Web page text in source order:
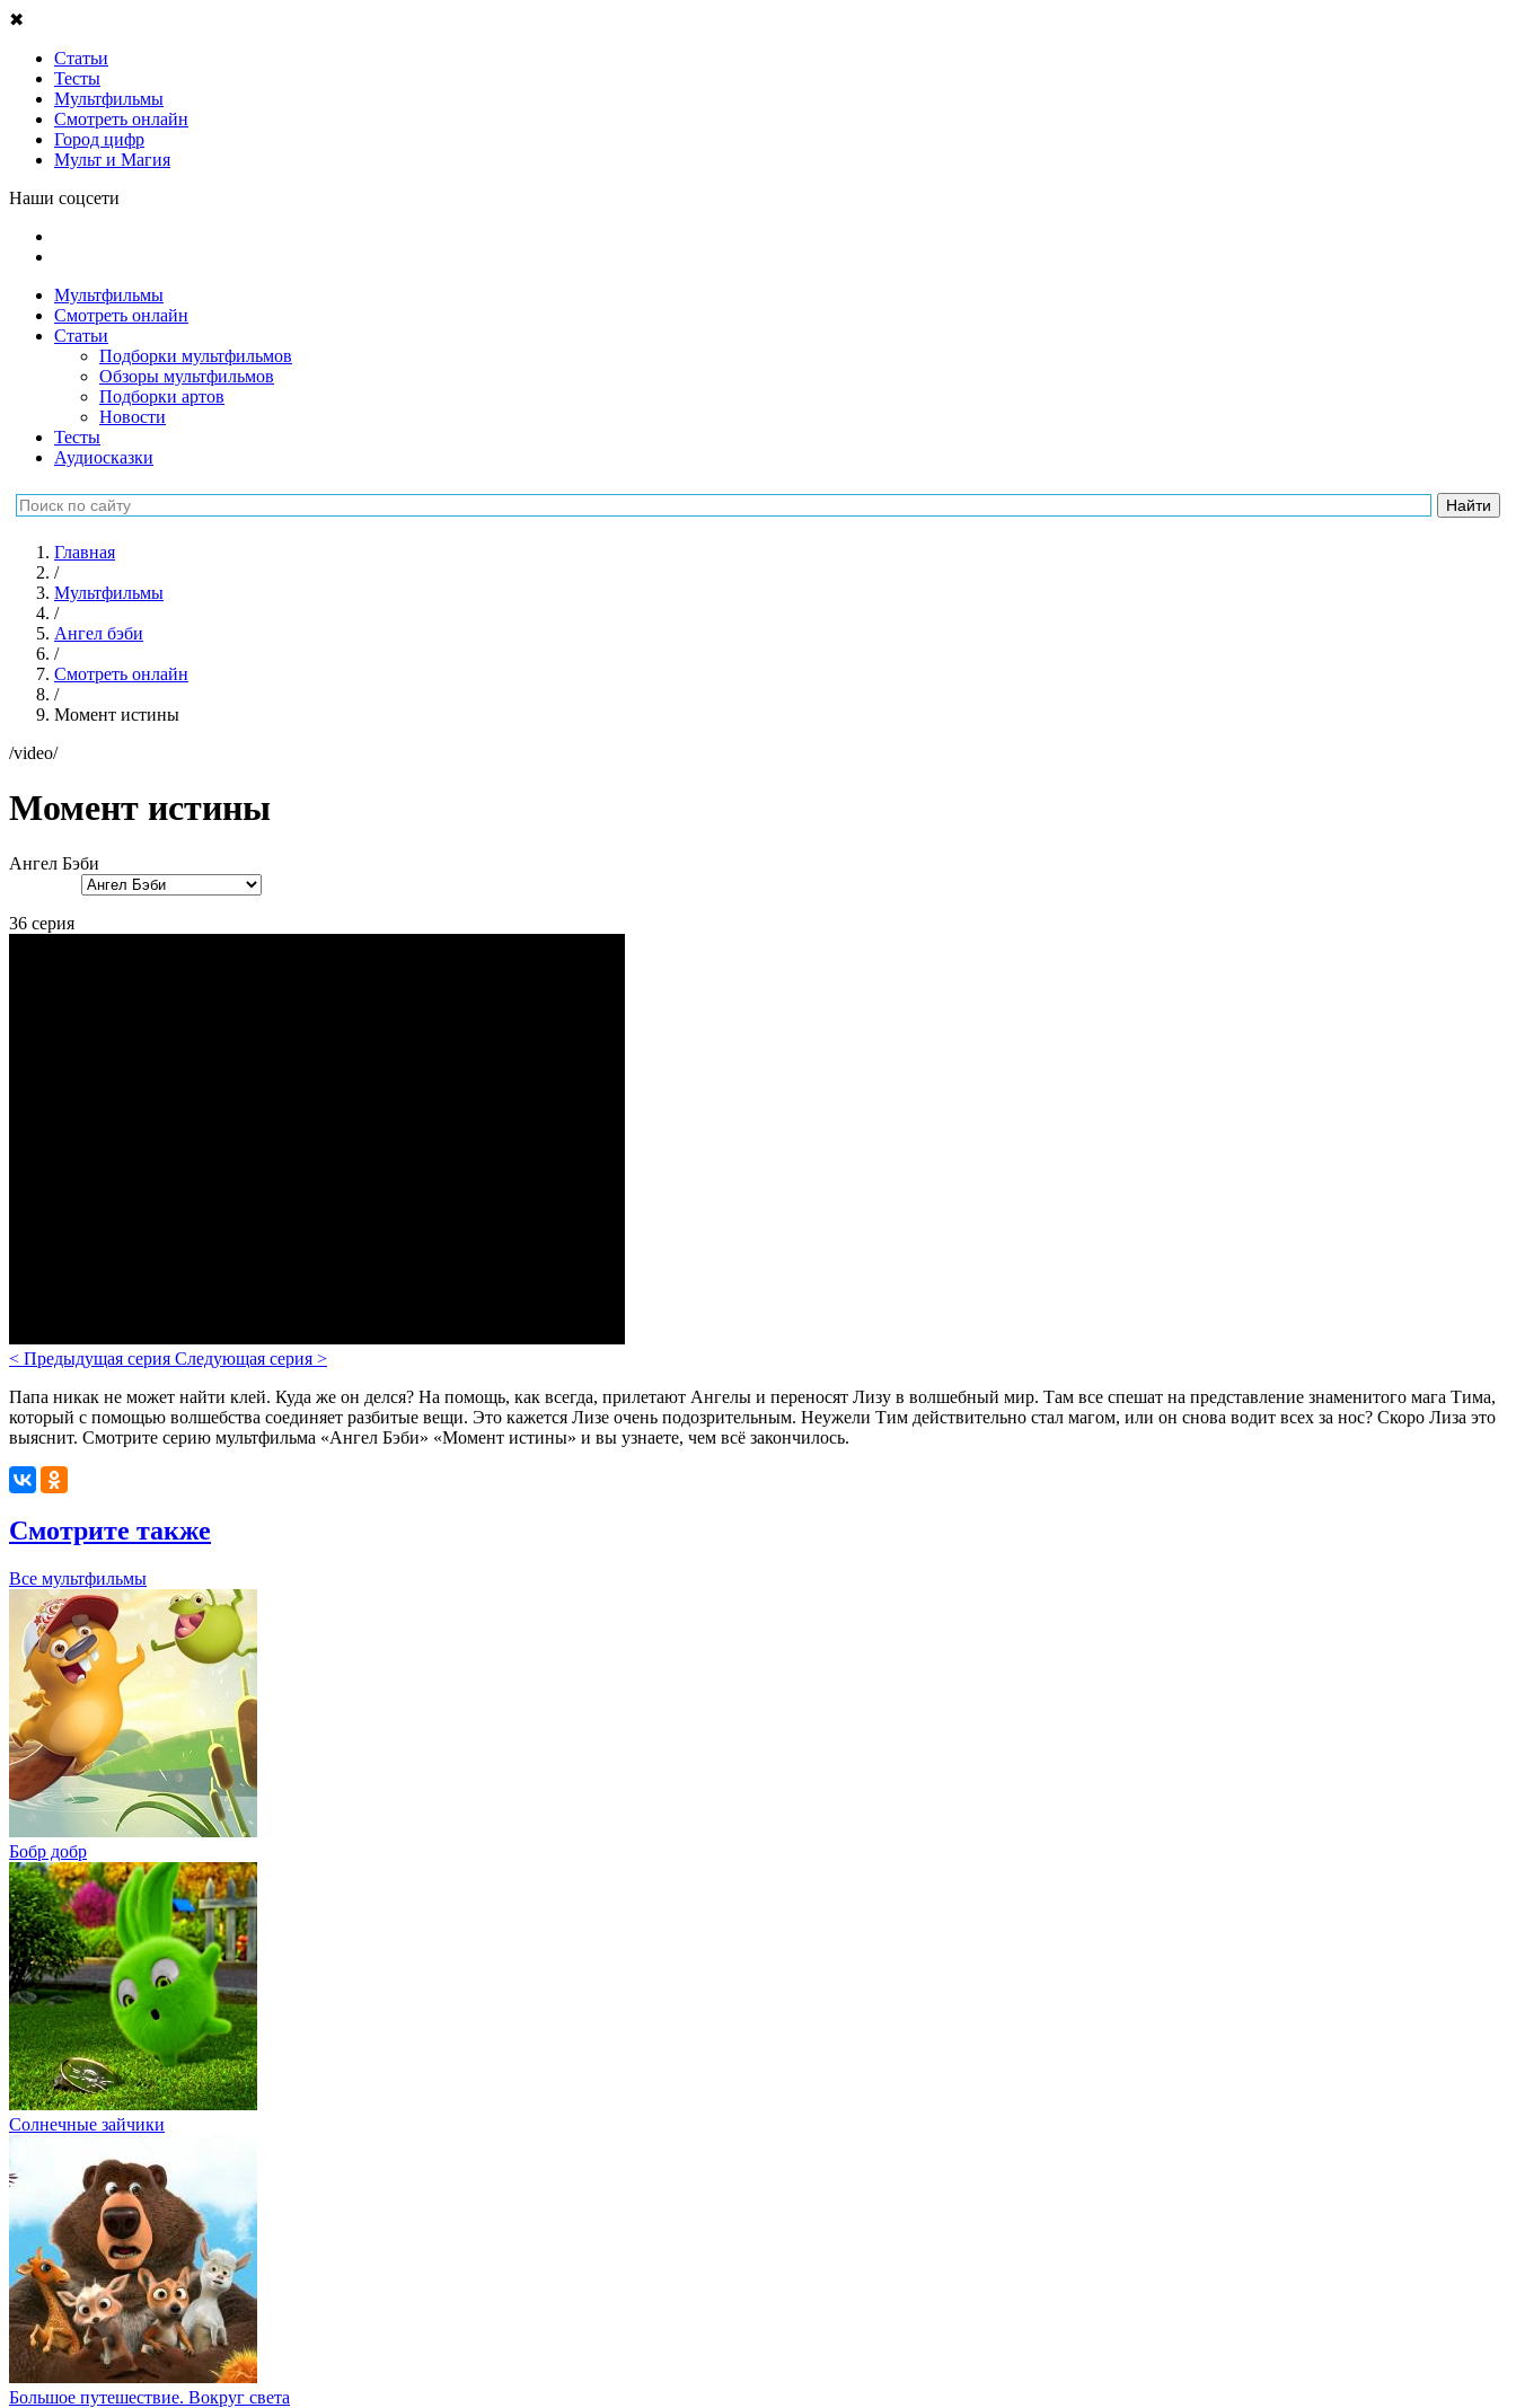
✖
Статьи
Тесты
Мультфильмы
Смотреть онлайн
Город цифр
Мульт и Магия
Наши соцсети
Мультфильмы
Смотреть онлайн
Статьи
Подборки мультфильмов
Обзоры мультфильмов
Подборки артов
Новости
Тесты
Аудиосказки
Главная
/
Мультфильмы
/
Ангел бэби
/
Смотреть онлайн
/
Момент истины
/video/
Момент истины
Ангел Бэби
36 серия
< Предыдущая серия Следующая серия >
Папа никак не может найти клей. Куда же он делся? На помощь, как всегда, прилетают Ангелы и переносят Лизу в волшебный мир. Там все спешат на представление знаменитого мага Тима,
который с помощью волшебства соединяет разбитые вещи. Это кажется Лизе очень подозрительным. Неужели Тим действительно стал магом, или он снова водит всех за нос? Скоро Лиза это
выяснит. Смотрите серию мультфильма «Ангел Бэби» «Момент истины» и вы узнаете, чем всё закончилось.
Смотрите также
Все мультфильмы
Бобр добр
Солнечные зайчики
Большое путешествие. Вокруг света